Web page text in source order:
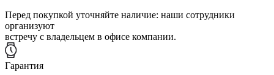
Перед покупкой уточняйте наличие: наши сотрудники
организуют
встречу с владельцем в офисе компании.
Гарантия